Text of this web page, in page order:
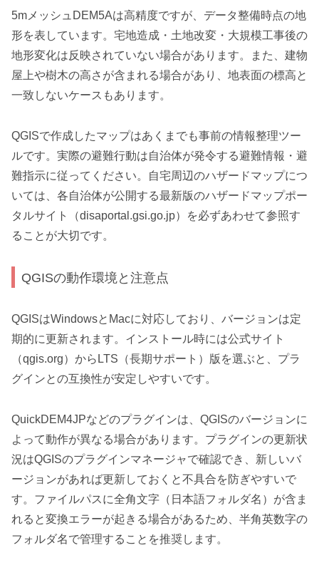
5mメッシュDEM5Aは高精度ですが、データ整備時点の地
形を表しています。宅地造成・土地改変・大規模工事後の
地形変化は反映されていない場合があります。また、建物
屋上や樹木の高さが含まれる場合があり、地表面の標高と
一致しないケースもあります。
QGISで作成したマップはあくまでも事前の情報整理ツー
ルです。実際の避難行動は自治体が発令する避難情報・避
難指示に従ってください。自宅周辺のハザードマップにつ
いては、各自治体が公開する最新版のハザードマップポー
タルサイト（disaportal.gsi.go.jp）を必ずあわせて参照す
ることが大切です。
QGISの動作環境と注意点
QGISはWindowsとMacに対応しており、バージョンは定
期的に更新されます。インストール時には公式サイト
（qgis.org）からLTS（長期サポート）版を選ぶと、プラ
グインとの互換性が安定しやすいです。
QuickDEM4JPなどのプラグインは、QGISのバージョンに
よって動作が異なる場合があります。プラグインの更新状
況はQGISのプラグインマネージャで確認でき、新しいバ
ージョンがあれば更新しておくと不具合を防ぎやすいで
す。ファイルパスに全角文字（日本語フォルダ名）が含ま
れると変換エラーが起きる場合があるため、半角英数字の
フォルダ名で管理することを推奨します。